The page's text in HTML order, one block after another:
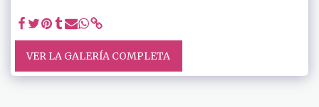
VER LA GALERÍA COMPLETA